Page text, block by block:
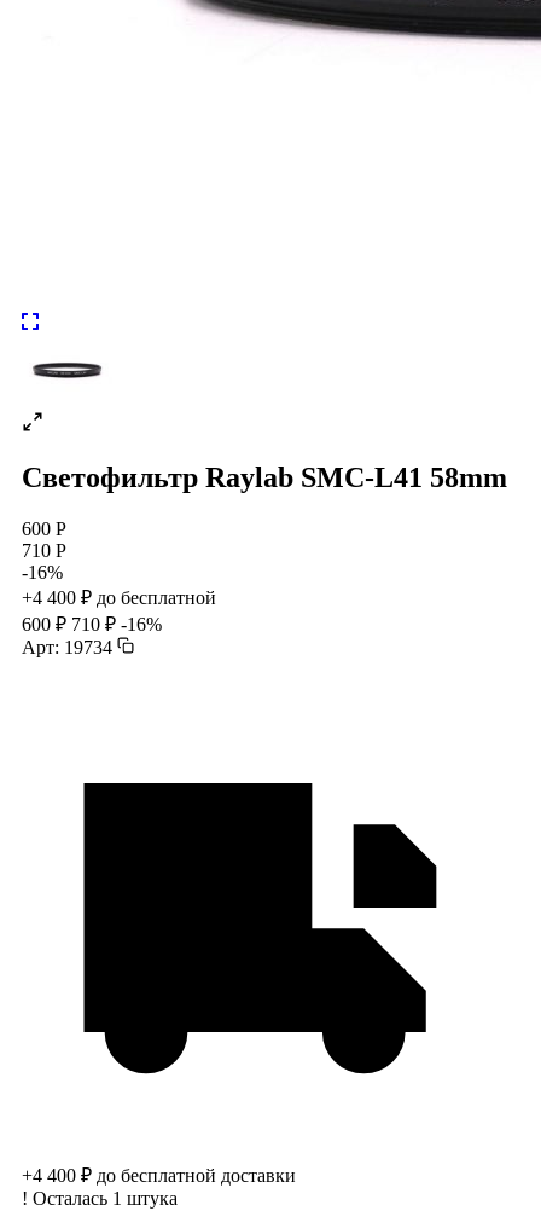
Светофильтр Raylab SMC-L41 58mm
600 Р
710 Р
-16%
+4 400 ₽ до бесплатной
600 ₽ 710 ₽ -16%
Арт: 19734
+4 400 ₽ до бесплатной доставки
! Осталась 1 штука